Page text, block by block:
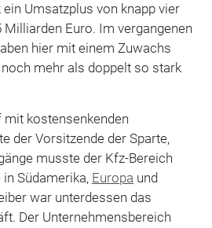
Umsatzplus von knapp vier
Milliarden Euro. Im vergangenen
hier mit einem Zuwachs
mehr als doppelt so stark
mit kostensenkenden
der Vorsitzende der Sparte,
musste der Kfz-Bereich
Südamerika, Europa und
war unterdessen das
Der Unternehmensbereich